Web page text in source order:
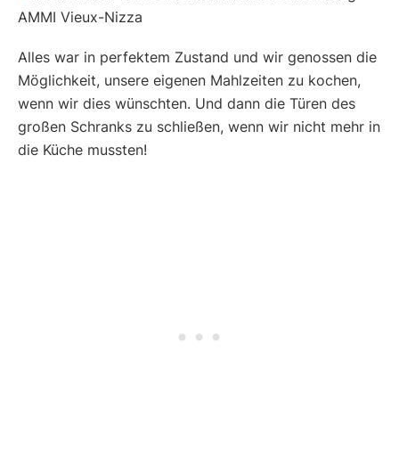
Alles war in perfektem Zustand und wir genossen die
Möglichkeit, unsere eigenen Mahlzeiten zu kochen,
wenn wir dies wünschten. Und dann die Türen des
großen Schranks zu schließen, wenn wir nicht mehr in
die Küche mussten!